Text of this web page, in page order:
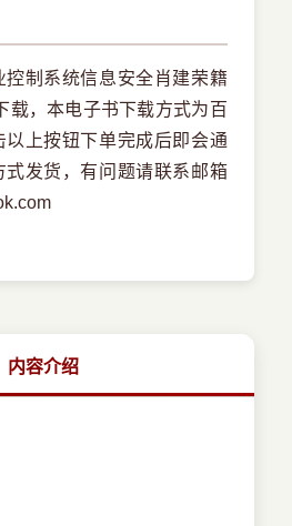
制系统信息安全肖建荣籍
载，本电子书下载方式为百
以上按钮下单完成后即会通
式发货，有问题请联系邮箱
内容介绍